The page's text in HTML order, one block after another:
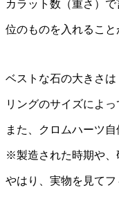
カラット数（重さ）で
位のものを入れること
ベストな石の大きさは
リングのサイズによ
また、クロムハーツ
※製造された時期や、
やはり、実物を見て